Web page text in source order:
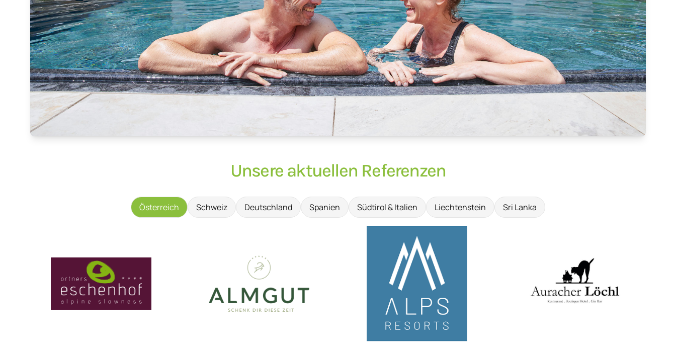
Unsere aktuellen Referenzen
Österreich Schweiz Deutschland Spanien Südtirol & Italien Liechtenstein Sri Lanka